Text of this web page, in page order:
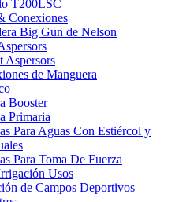
T200LSC
Conexiones
Big Gun de Nelson
Aspersors
de Manguera
Booster
Primaria
Para Aguas Con Estiércol y
Para Toma De Fuerza
Usos
de Campos Deportivos